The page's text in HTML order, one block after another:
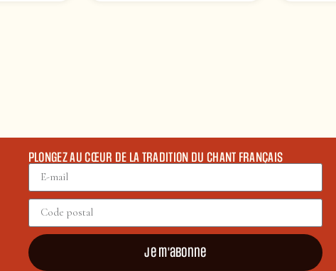
PLONGEZ AU CŒUR DE LA TRADITION DU CHANT FRANÇAIS
Je m'abonne